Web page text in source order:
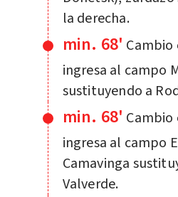
la derecha.
min. 68' Cambio
ingresa al campo
sustituyendo a
min. 68' Cambio
ingresa al campo
Camavinga
Valverde.